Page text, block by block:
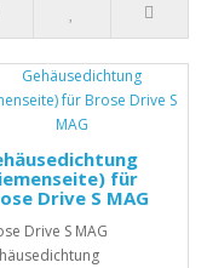
für
Drive S MAG
Drive S MAG